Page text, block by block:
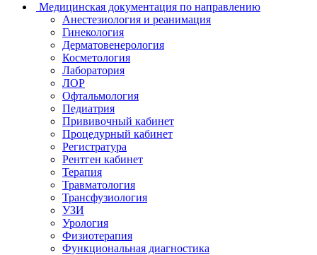
Медицинская документация по направлению
Анестезиология и реанимация
Гинекология
Дерматовенерология
Косметология
Лаборатория
ЛОР
Офтальмология
Педиатрия
Прививочный кабинет
Процедурный кабинет
Регистратура
Рентген кабинет
Терапия
Травматология
Трансфузиология
УЗИ
Урология
Физиотерапия
Функциональная диагностика